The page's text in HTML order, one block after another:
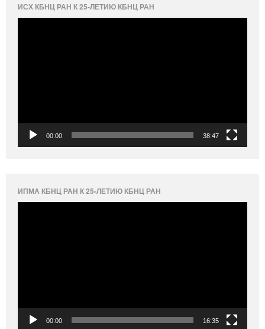
ИСХ КБНЦ РАН К 25-ЛЕТИЮ КБНЦ РАН
00:00 38:47
ИПМА КБНЦ РАН К 25-ЛЕТИЮ КБНЦ РАН
00:00 16:35